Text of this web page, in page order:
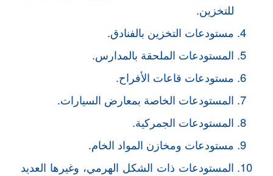
للتخزين.
مستودعات التخزين بالفنادق.
المستودعات الملحقة بالمدارس.
مستودعات قاعات الأفراح.
المستودعات الخاصة بمعارض السيارات.
المستودعات الجمركية.
مستودعات ومخازن المواد الخام.
المستودعات ذات الشكل الهرمي، وغيرها العديد